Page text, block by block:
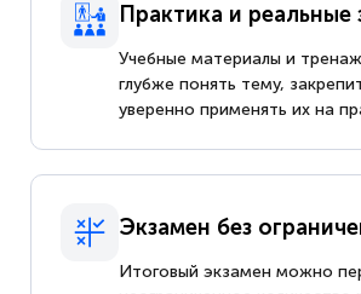
Практика и реальные
Учебные материалы и
глубже понять тему,
уверенно применять их на
Экзамен без
Итоговый экзамен можно